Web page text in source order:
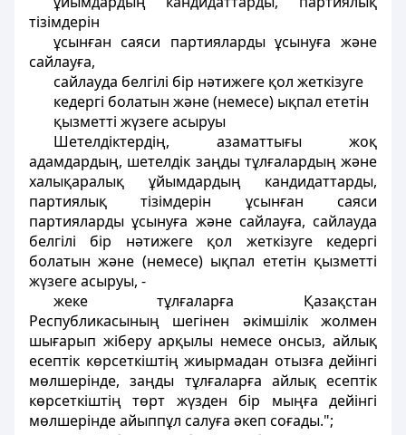
тiзiмдерiн
ұсынған саяси партияларды ұсынуға және
сайлауға,
сайлауда белгiлi бiр нәтижеге қол жеткiзуге
кедергi болатын және (немесе) ықпал ететін
қызметтi жүзеге асыруы
Шетелдiктердің, азаматтығы жоқ
адамдардың, шетелдiк заңды тұлғалардың және
халықаралық ұйымдардың кандидаттарды,
партиялық тiзiмдерiн ұсынған саяси
партияларды ұсынуға және сайлауға, сайлауда
белгiлi бiр нәтижеге қол жеткiзуге кедергі
болатын және (немесе) ықпал ететiн қызметтi
жүзеге асыруы, -
жеке тұлғаларға Қазақстан
Республикасының шегiнен әкiмшiлiк жолмен
шығарып жiберу арқылы немесе онсыз, айлық
есептiк көрсеткіштің жиырмадан отызға дейiнгi
мөлшерiнде, заңды тұлғаларға айлық eceптiк
көрсеткiштiң төрт жүзден бiр мыңға дейiнгi
мөлшерiнде айыппұл салуға әкеп соғады.";